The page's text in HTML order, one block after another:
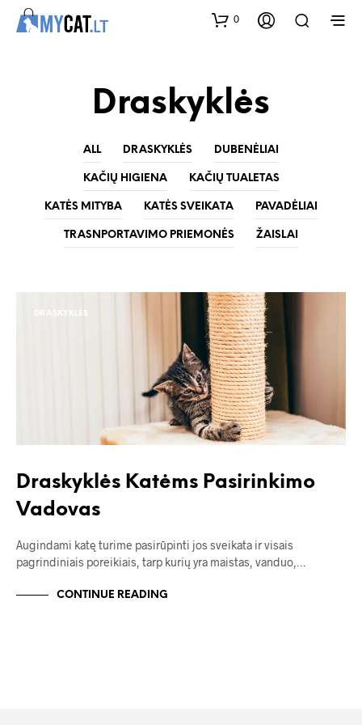
0
Draskyklės
ALL DRASKYKLĖS DUBENĖLIAI
KAČIŲ HIGIENA KAČIŲ TUALETAS
KATĖS MITYBA KATĖS SVEIKATA PAVADĖLIAI
TRASNPORTAVIMO PRIEMONĖS ŽAISLAI
DRASKYKLĖS
Draskyklės Katėms Pasirinkimo
Vadovas
Augindami katę turime pasirūpinti jos sveikata ir visais
pagrindiniais poreikiais, tarp kurių yra maistas, vanduo,…
CONTINUE READING